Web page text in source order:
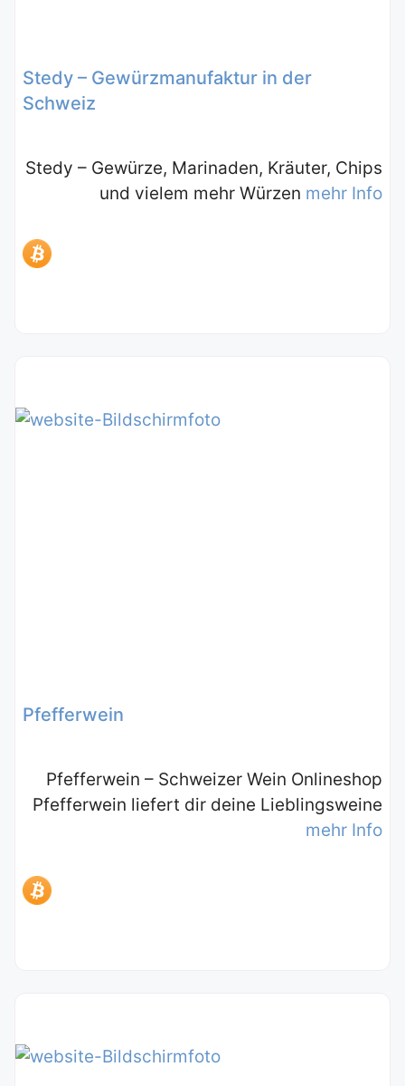
Stedy – Gewürzmanufaktur in der
Schweiz
Stedy – Gewürze, Marinaden, Kräuter, Chips
und vielem mehr Würzen mehr Info
Pfefferwein
Pfefferwein – Schweizer Wein Onlineshop
Pfefferwein liefert dir deine Lieblingsweine
mehr Info